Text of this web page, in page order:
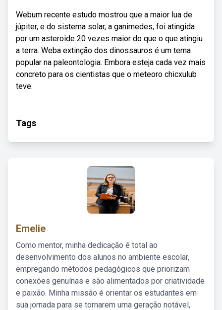
Webum recente estudo mostrou que a maior lua de
júpiter, e do sistema solar, a ganimedes, foi atingida
por um asteroide 20 vezes maior do que o que atingiu
a terra. Weba extinção dos dinossauros é um tema
popular na paleontologia. Embora esteja cada vez mais
concreto para os cientistas que o meteoro chicxulub
teve.
Tags
Emelie
Como mentor, minha dedicação é total ao
desenvolvimento dos alunos no ambiente escolar,
empregando métodos pedagógicos que priorizam
conexões genuínas e são alimentados por criatividade
e paixão. Minha missão é orientar os estudantes em
sua jornada para se tornarem uma geração notável,